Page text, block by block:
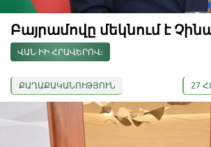
Բայրամովը մեկնում է
ՎԱՆ ԻԻ ՀՐԱՎԵՐՈՎ։
ՔԱՂԱՔԱԿԱՆՈՒԹՅՈՒՆ 27